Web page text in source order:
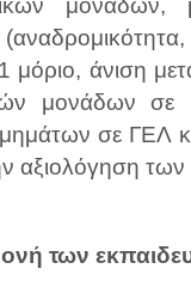
μονάδων,
άνιση
μονάδων σε
σε ΓΕΛ
αξιολόγηση
των